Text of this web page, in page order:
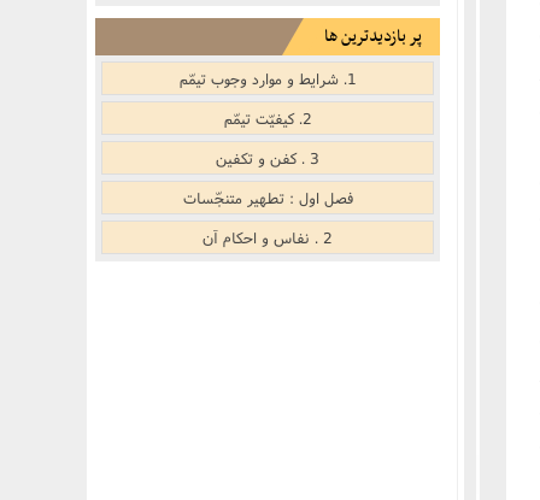
منکر
بوییدن عطر و گیاهان خوشبو با لذّت
پر بازدیدترین ها
1. شرایط و موارد وجوب تیمّم
2. کیفیّت تیمّم
3 . کفن و تکفین
فصل اول : تطهیر متنجّسات
2 . نفاس و احکام آن